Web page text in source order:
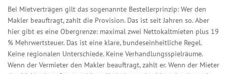
Bei Mietverträgen gilt das sogenannte Bestellerprinzip: Wer den
Makler beauftragt, zahlt die Provision. Das ist seit Jahren so. Aber
hier gibt es eine Obergrenze: maximal zwei Nettokaltmieten plus 19
% Mehrwertsteuer. Das ist eine klare, bundeseinheitliche Regel.
Keine regionalen Unterschiede. Keine Verhandlungsspielräume.
Wenn der Vermieter den Makler beauftragt, zahlt er. Wenn der Mieter